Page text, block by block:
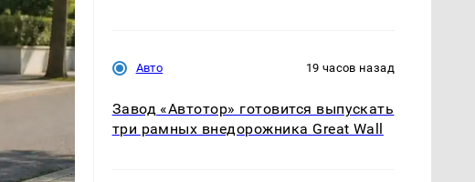
Авто 19 часов назад
Завод «Автотор» готовится выпускать
три рамных внедорожника Great Wall